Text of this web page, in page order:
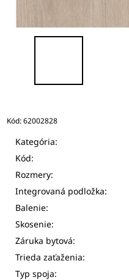
Kód:62002828
Kategória:
Kód:
Rozmery:
Integrovaná podložka:
Balenie:
Skosenie:
Záruka bytová:
Trieda zaťaženia:
Typ spoja: